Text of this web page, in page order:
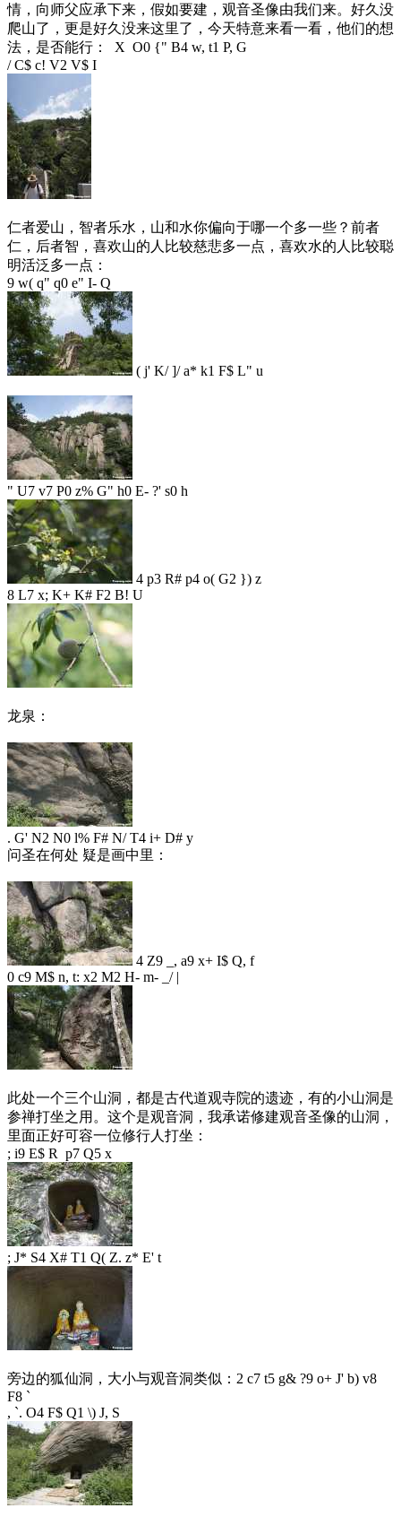
情，向师父应承下来，假如要建，观音圣像由我们来。好久没
爬山了，更是好久没来这里了，今天特意来看一看，他们的想
法，是否能行：
X O0 {" B4 w, t1 P, G
/ C$ c! V2 V$ I
仁者爱山，智者乐水，山和水你偏向于哪一个多一些？前者
仁，后者智，喜欢山的人比较慈悲多一点，喜欢水的人比较聪
明活泛多一点：
9 w( q" q0 e" I- Q
( j' K/ ]/ a* k1 F$ L" u
" U7 v7 P0 z% G" h0 E- ?' s0 h
4 p3 R# p4 o( G2 }) z
8 L7 x; K+ K# F2 B! U
龙泉：
. G' N2 N0 l% F# N/ T4 i+ D# y
问圣在何处 疑是画中里：
4 Z9 _, a9 x+ I$ Q, f
0 c9 M$ n, t: x2 M2 H- m- _/ |
此处一个三个山洞，都是古代道观寺院的遗迹，有的小山洞是
参禅打坐之用。这个是观音洞，我承诺修建观音圣像的山洞，
里面正好可容一位修行人打坐：
; i9 E$ R p7 Q5 x
; J* S4 X# T1 Q( Z. z* E' t
旁边的狐仙洞，大小与观音洞类似： 2 c7 t5 g& ?9 o+ J' b) v8
F8 `
, `. O4 F$ Q1 \) J, S